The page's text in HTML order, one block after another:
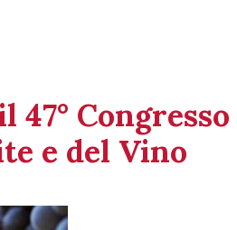
47° Congresso
e del Vino